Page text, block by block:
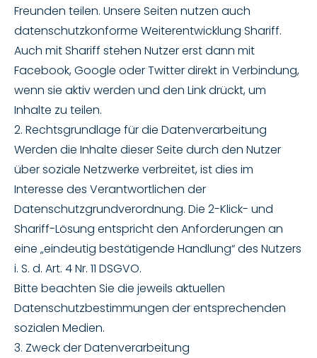
Freunden teilen. Unsere Seiten nutzen auch
datenschutzkonforme Weiterentwicklung Shariff.
Auch mit Shariff stehen Nutzer erst dann mit
Facebook, Google oder Twitter direkt in Verbindung,
wenn sie aktiv werden und den Link drückt, um
Inhalte zu teilen.
2. Rechtsgrundlage für die Datenverarbeitung
Werden die Inhalte dieser Seite durch den Nutzer
über soziale Netzwerke verbreitet, ist dies im
Interesse des Verantwortlichen der
Datenschutzgrundverordnung. Die 2-Klick- und
Shariff-Lösung entspricht den Anforderungen an
eine „eindeutig bestätigende Handlung“ des Nutzers
i. S. d. Art. 4 Nr. 11 DSGVO.
Bitte beachten Sie die jeweils aktuellen
Datenschutzbestimmungen der entsprechenden
sozialen Medien.
3. Zweck der Datenverarbeitung